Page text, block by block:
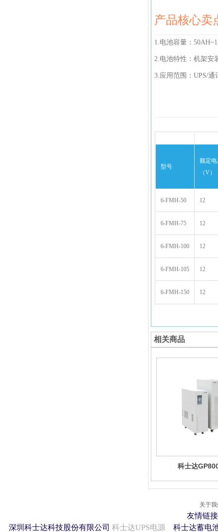
产品核心卖
1.电池容量：
2.电池特性：机架安
3.应用范围：UPS/通
型号
额定
（V）
6-FMH-50 12
6-FMH-75 12
6-FMH-100 12
6-FMH-105 12
6-FMH-150 12
相关商品
科士达
关于
友情链
深圳科士达科技股份有限公司 科士达UPS电源 科士达蓄电池